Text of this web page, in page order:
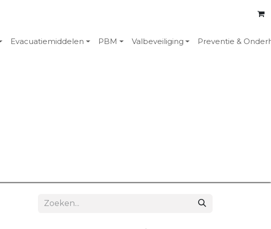
Evacuatiemiddelen PBM Valbeveiliging Preventie &